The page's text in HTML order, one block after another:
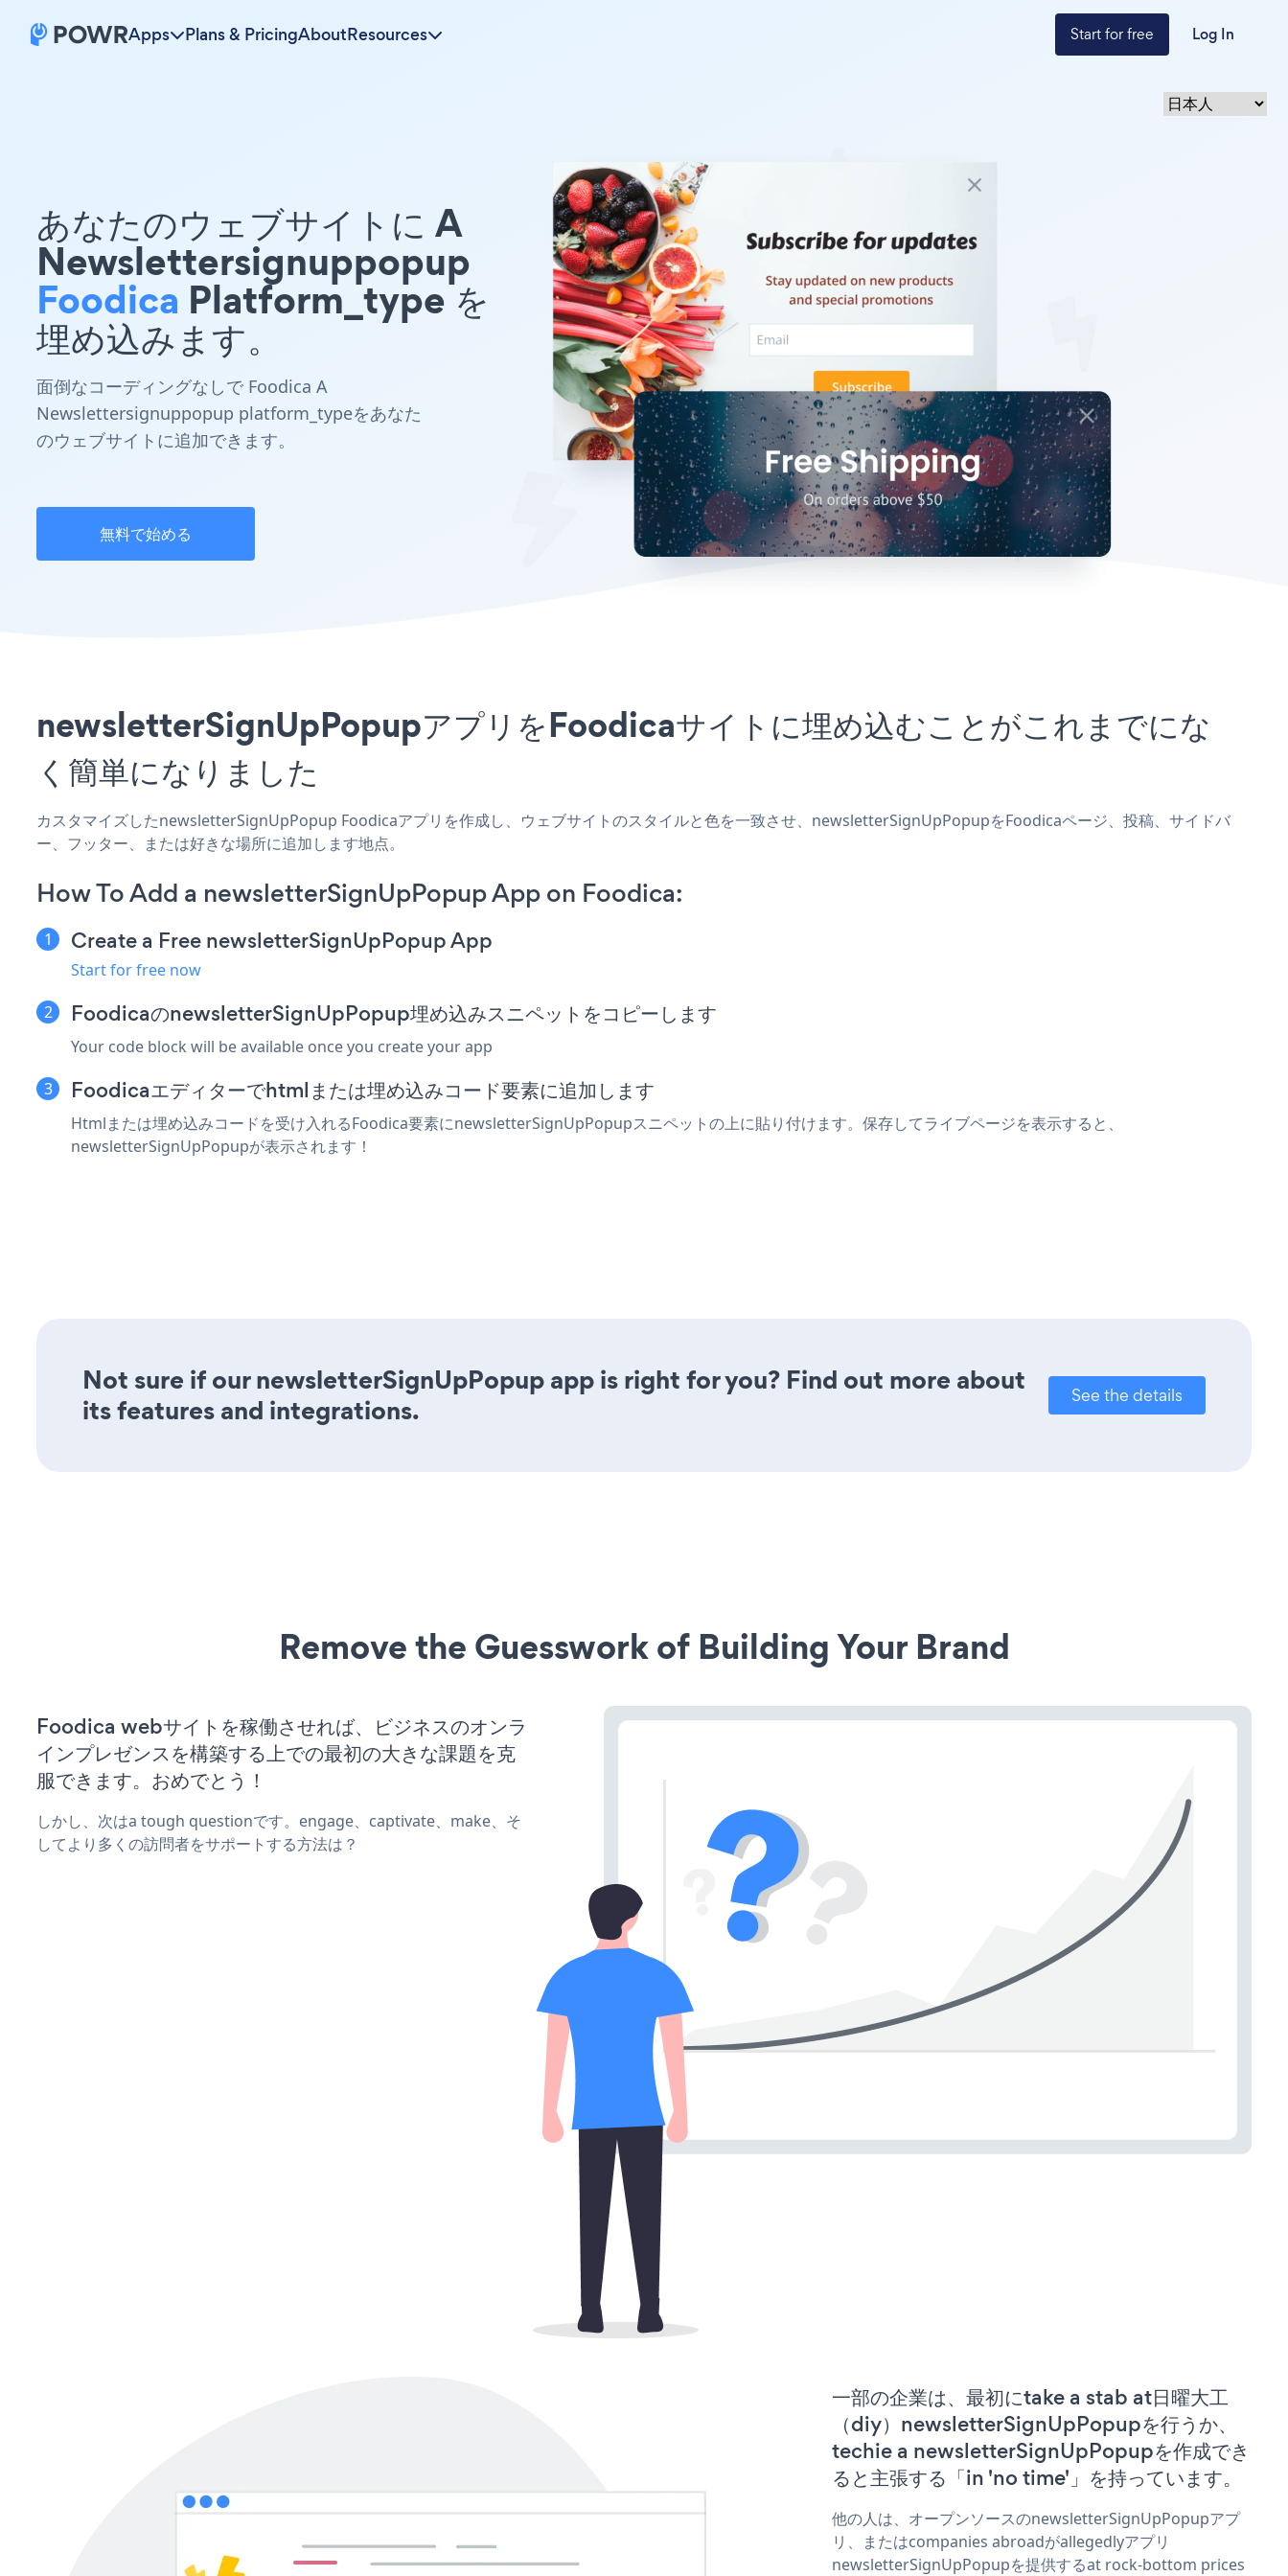
Apps Plans & PricingAboutResources Start for free Log In
あなたのウェブサイトに A
Newslettersignuppopup
Foodica Platform_type を
埋め込みます。
面倒なコーディングなしで Foodica A
Newslettersignuppopup platform_typeをあなた
のウェブサイトに追加できます。
無料で始める
newsletterSignUpPopupアプリをFoodicaサイトに埋め込むことがこれまでにな
く簡単になりました
カスタマイズしたnewsletterSignUpPopup Foodicaアプリを作成し、ウェブサイトのスタイルと色を一致させ、newsletterSignUpPopupをFoodicaページ、投稿、サイドバ
ー、フッター、または好きな場所に追加します地点。
How To Add a newsletterSignUpPopup App on Foodica:
Create a Free newsletterSignUpPopup App
Start for free now
FoodicaのnewsletterSignUpPopup埋め込みスニペットをコピーします
Your code block will be available once you create your app
Foodicaエディターでhtmlまたは埋め込みコード要素に追加します
Htmlまたは埋め込みコードを受け入れるFoodica要素にnewsletterSignUpPopupスニペットの上に貼り付けます。保存してライブページを表示すると、
newsletterSignUpPopupが表示されます！
Not sure if our newsletterSignUpPopup app is right for you? Find out more about
its features and integrations.
See the details
Remove the Guesswork of Building Your Brand
Foodica webサイトを稼働させれば、ビジネスのオンラ
インプレゼンスを構築する上での最初の大きな課題を克
服できます。おめでとう！
しかし、次はa tough questionです。engage、captivate、make、そ
してより多くの訪問者をサポートする方法は？
一部の企業は、最初にtake a stab at日曜大工
（diy）newsletterSignUpPopupを行うか、
techie a newsletterSignUpPopupを作成でき
ると主張する「in 'no time'」を持っています。
他の人は、オープンソースのnewsletterSignUpPopupアプ
リ、またはcompanies abroadがallegedlyアプリ
newsletterSignUpPopupを提供するat rock-bottom prices